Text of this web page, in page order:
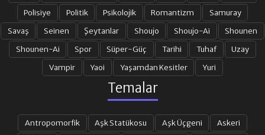
Polisiye
Politik Psikolojik Romantizm
Samuray
Savaş
Seinen Şeytanlar Shoujo Shoujo-Ai
Shounen
Shounen-Ai
Spor Süper-Güç Tarihi Tuhaf
Uzay
Vampir
Yaoi Yaşamdan Kesitler Yuri
Temalar
Antropomorfik Aşk Statükosu Aşk Üçgeni
Askeri